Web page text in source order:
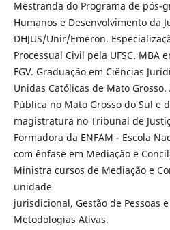
Mestranda do Programa de pós-
Humanos e Desenvolvimento da
DHJUS/Unir/Emeron.
Processual Civil pela UFSC. MBA
FGV. Graduação em Ciências
Unidas Católicas de Mato
Pública no Mato Grosso do Sul e
magistratura no Tribunal de
Formadora da ENFAM - Escola
com ênfase em Mediação e
Ministra cursos de Mediação e
unidade
jurisdicional, Gestão de Pessoas
Metodologias Ativas.